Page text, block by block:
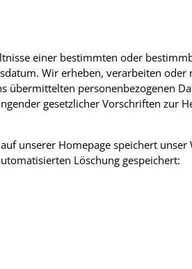
einer bestimmten oder
Wir erheben, verarbeiten oder
übermittelten personenbezogenen
gesetzlicher Vorschriften zur
unserer Homepage speichert
Löschung gespeichert: